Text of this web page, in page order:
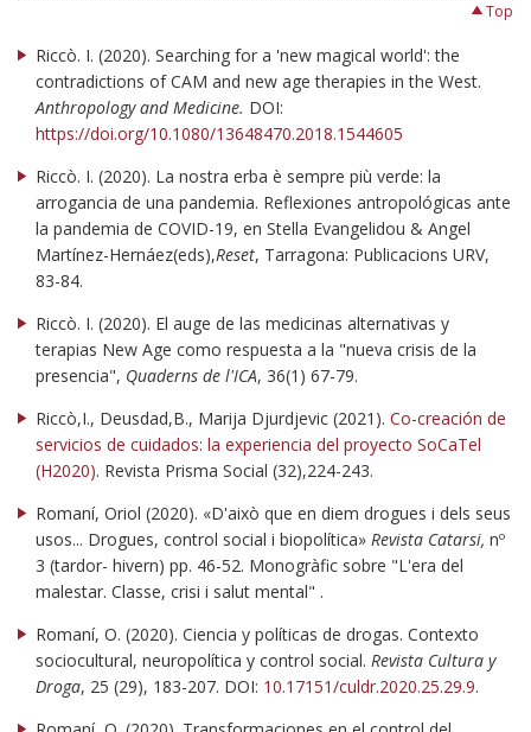
Top
Riccò. I. (2020). Searching for a 'new magical world': the
contradictions of CAM and new age therapies in the West.
Anthropology and Medicine. DOI:
https://doi.org/10.1080/13648470.2018.1544605
Riccò. I. (2020). La nostra erba è sempre più verde: la
arrogancia de una pandemia. Reflexiones antropológicas ante
la pandemia de COVID-19, en Stella Evangelidou & Angel
Martínez-Hernáez(eds),Reset, Tarragona: Publicacions URV,
83-84.
Riccò. I. (2020). El auge de las medicinas alternativas y
terapias New Age como respuesta a la "nueva crisis de la
presencia", Quaderns de l'ICA, 36(1) 67-79.
Riccò,I., Deusdad,B., Marija Djurdjevic (2021). Co-creación de
servicios de cuidados: la experiencia del proyecto SoCaTel
(H2020). Revista Prisma Social (32),224-243.
Romaní, Oriol (2020). «D'això que en diem drogues i dels seus
usos... Drogues, control social i biopolítica» Revista Catarsi, nº
3 (tardor- hivern) pp. 46-52. Monogràfic sobre "L'era del
malestar. Classe, crisi i salut mental" .
Romaní, O. (2020). Ciencia y políticas de drogas. Contexto
sociocultural, neuropolítica y control social. Revista Cultura y
Droga, 25 (29), 183-207. DOI: 10.17151/culdr.2020.25.29.9.